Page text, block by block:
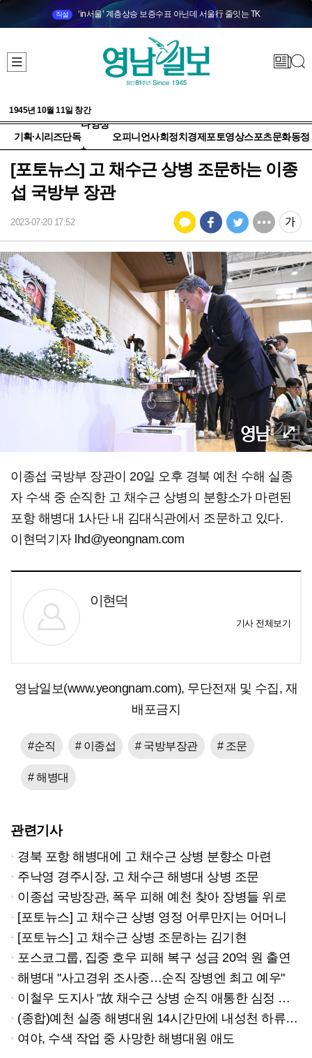
직설 ‘in서울’ 계층상승 보증수표 아닌데 서울行 줄잇는 TK
1945년 10월 11일 창간
기획·시리즈단독
다양성
+
오피니언사회정치 경제 포토영상스포츠문화동정
[포토뉴스] 고 채수근 상병 조문하는 이종
섭 국방부 장관
2023-07-20 17:52
이종섭 국방부 장관이 20일 오후 경북 예천 수해 실종
자 수색 중 순직한 고 채수근 상병의 분향소가 마련된
포항 해병대 1사단 내 김대식관에서 조문하고 있다.
이현덕기자 lhd@yeongnam.com
이현덕
기사 전체보기
영남일보(www.yeongnam.com), 무단전재 및 수집, 재
배포금지
#순직 # 이종섭 # 국방부장관 # 조문
# 해병대
관련기사
경북 포항 해병대에 고 채수근 상병 분향소 마련
주낙영 경주시장, 고 채수근 해병대 상병 조문
이종섭 국방장관, 폭우 피해 예천 찾아 장병들 위로
[포토뉴스] 고 채수근 상병 영정 어루만지는 어머니
[포토뉴스] 고 채수근 상병 조문하는 김기현
포스코그룹, 집중 호우 피해 복구 성금 20억 원 출연
해병대 "사고경위 조사중…순직 장병엔 최고 예우"
이철우 도지사 "故 채수근 상병 순직 애통한 심정 금할 길 없다"
(종합)예천 실종 해병대원 14시간만에 내성천 하류서 심정지 상태로 발견
여야, 수색 작업 중 사망한 해병대원 애도